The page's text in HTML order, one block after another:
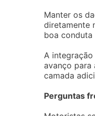
Manter os
diretamente
boa
A
avanço para
camada
Perguntas